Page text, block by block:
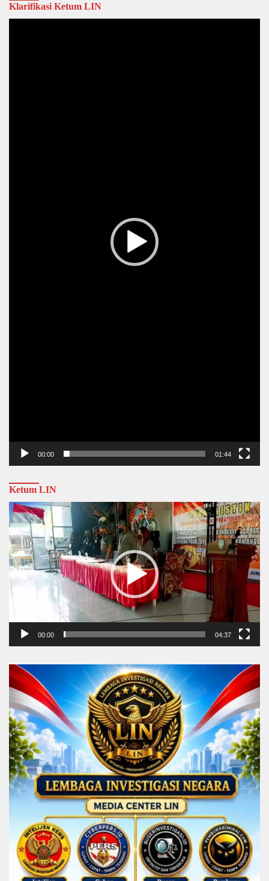
Klarifikasi Ketum LIN
00:00 01:44
Ketum LIN
Video
Player
00:00 04:37